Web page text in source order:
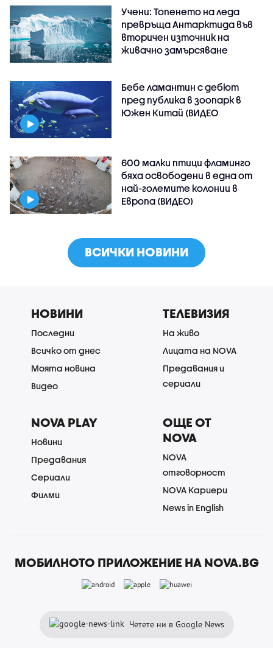
Учени: Топенето на леда
превръща Антарктида във
вторичен източник на
живачно замърсяване
Бебе ламантин с дебют
пред публика в зоопарк в
Южен Китай (ВИДЕО
600 малки птици фламинго
бяха освободени в една от
най-големите колонии в
Европа (ВИДЕО)
ВСИЧКИ НОВИНИ
НОВИНИ
Последни
Всичко от днес
Моята новина
Видео
ТЕЛЕВИЗИЯ
На живо
Лицата на NOVA
Предавания и
сериали
NOVA PLAY
Новини
Предавания
Сериали
Филми
ОЩЕ ОТ
NOVA
NOVA
отговорност
NOVA Кариери
News in English
МОБИЛНОТО ПРИЛОЖЕНИЕ НА NOVA.BG
Четете ни в Google News